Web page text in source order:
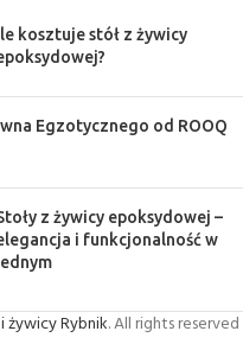
kosztuje stół z żywicy
Egzotycznego od ROOQ
z żywicy epoksydowej –
i funkcjonalność w
żywicy Rybnik. All rights reserved